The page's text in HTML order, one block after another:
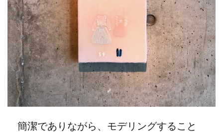
簡潔でありながら、モデリングすること